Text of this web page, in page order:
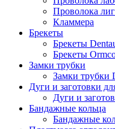
Проволока
Кламмера
Брекеты
Брекеты
Брекеты
Замки трубки
Замки трубки
Дуги и заготовки
Дуги и
Бандажные кольца
Бандажные